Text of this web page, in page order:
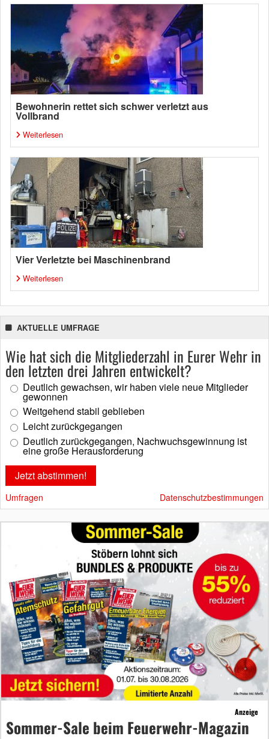
Bewohnerin rettet sich schwer verletzt aus
Vollbrand
Weiterlesen
Vier Verletzte bei Maschinenbrand
Weiterlesen
AKTUELLE UMFRAGE
Wie hat sich die Mitgliederzahl in Eurer Wehr in
den letzten drei Jahren entwickelt?
Deutlich gewachsen, wir haben viele neue Mitglieder
gewonnen
Weitgehend stabil geblieben
Leicht zurückgegangen
Deutlich zurückgegangen, Nachwuchsgewinnung ist
eine große Herausforderung
Umfragen Datenschutzbestimmungen
Anzeige
Sommer-Sale beim Feuerwehr-Magazin